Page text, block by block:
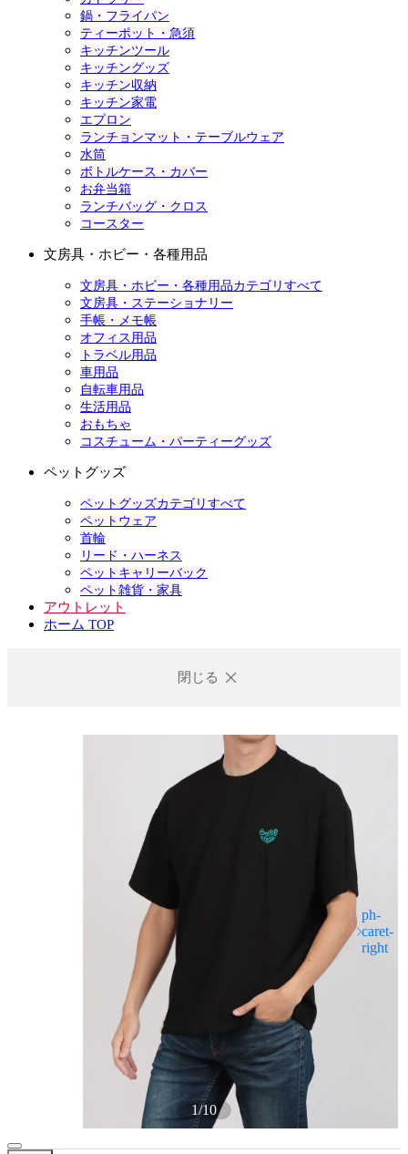
鍋・フライパン
ティーポット・急須
キッチンツール
キッチングッズ
キッチン収納
キッチン家電
エプロン
ランチョンマット・テーブルウェア
水筒
ボトルケース・カバー
お弁当箱
ランチバッグ・クロス
コースター
文房具・ホビー・各種用品
文房具・ホビー・各種用品カテゴリすべて
文房具・ステーショナリー
手帳・メモ帳
オフィス用品
トラベル用品
車用品
自転車用品
生活用品
おもちゃ
コスチューム・パーティーグッズ
ペットグッズ
ペットグッズカテゴリすべて
ペットウェア
首輪
リード・ハーネス
ペットキャリーバック
ペット雑貨・家具
アウトレット
ホーム TOP
閉じる
1/10